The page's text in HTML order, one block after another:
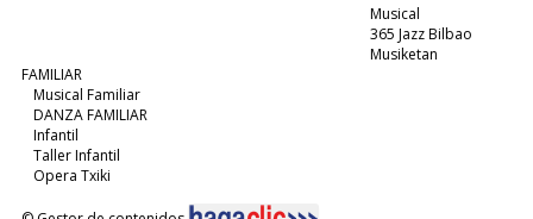
Musical
365 Jazz Bilbao
Musiketan
FAMILIAR
Musical Familiar
DANZA FAMILIAR
Infantil
Taller Infantil
Opera Txiki